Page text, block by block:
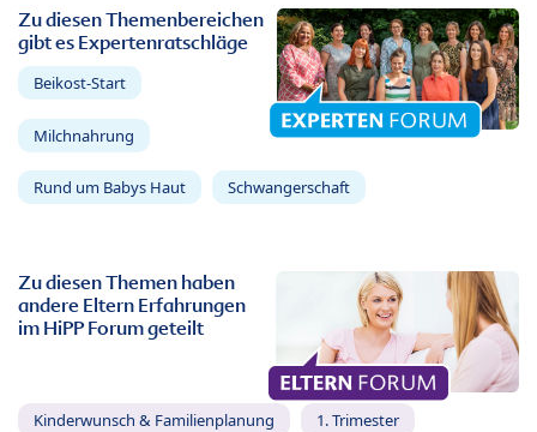
Zu diesen Themenbereichen
gibt es Expertenratschläge
Beikost-Start
Milchnahrung
Rund um Babys Haut Schwangerschaft
Zu diesen Themen haben
andere Eltern Erfahrungen
im HiPP Forum geteilt
Kinderwunsch & Familienplanung 1. Trimester